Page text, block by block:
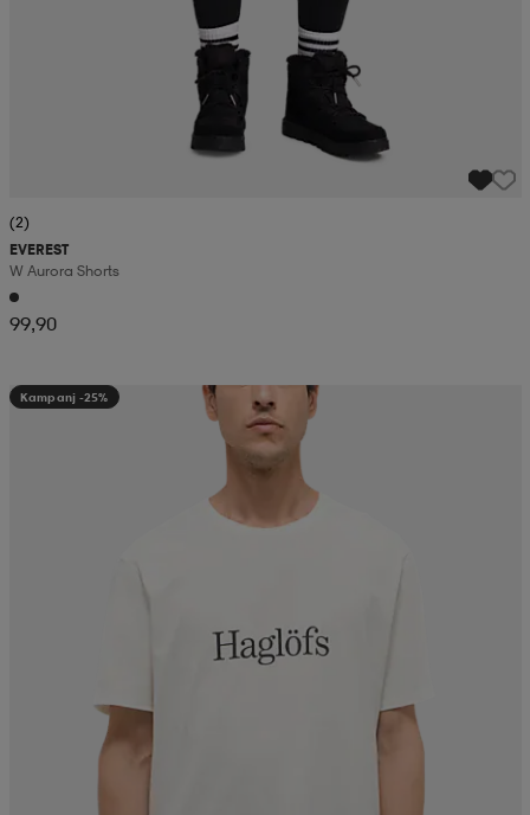
(2)
EVEREST
W Aurora Shorts
99,90
Kampanj -25%